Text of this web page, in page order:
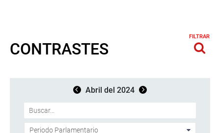
CONTRASTES
FILTRAR
Abril del 2024